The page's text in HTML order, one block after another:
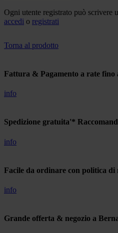
Ogni utente registrato può scrivere
accedi o registrati
Torna al prodotto
Fattura & Pagamento a rate fino
info
Spedizione gratuita'*
info
Facile da ordinare con politica di
info
Grande offerta & negozio a